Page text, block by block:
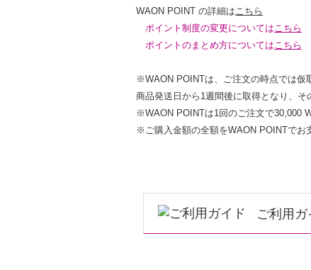
WAON POINT の詳細はこちら
ポイント制度の変更についてはこちら
ポイントのまとめ方についてはこちら
※WAON POINTは、ご注文の時点では仮
商品発送日から1週間後に取得となり、そ
※WAON POINTは1回のご注文で30,000
※ご購入金額の全額をWAON POINTでお
ご利用ガ